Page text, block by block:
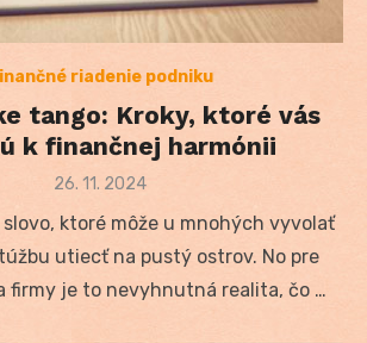
riadenie podniku
tango: Kroky, ktoré vás
k finančnej harmónii
Posted
26. 11. 2024
ktoré môže u mnohých vyvolať
utiecť na pustý ostrov. No pre
firmy je to nevyhnutná realita, čo …